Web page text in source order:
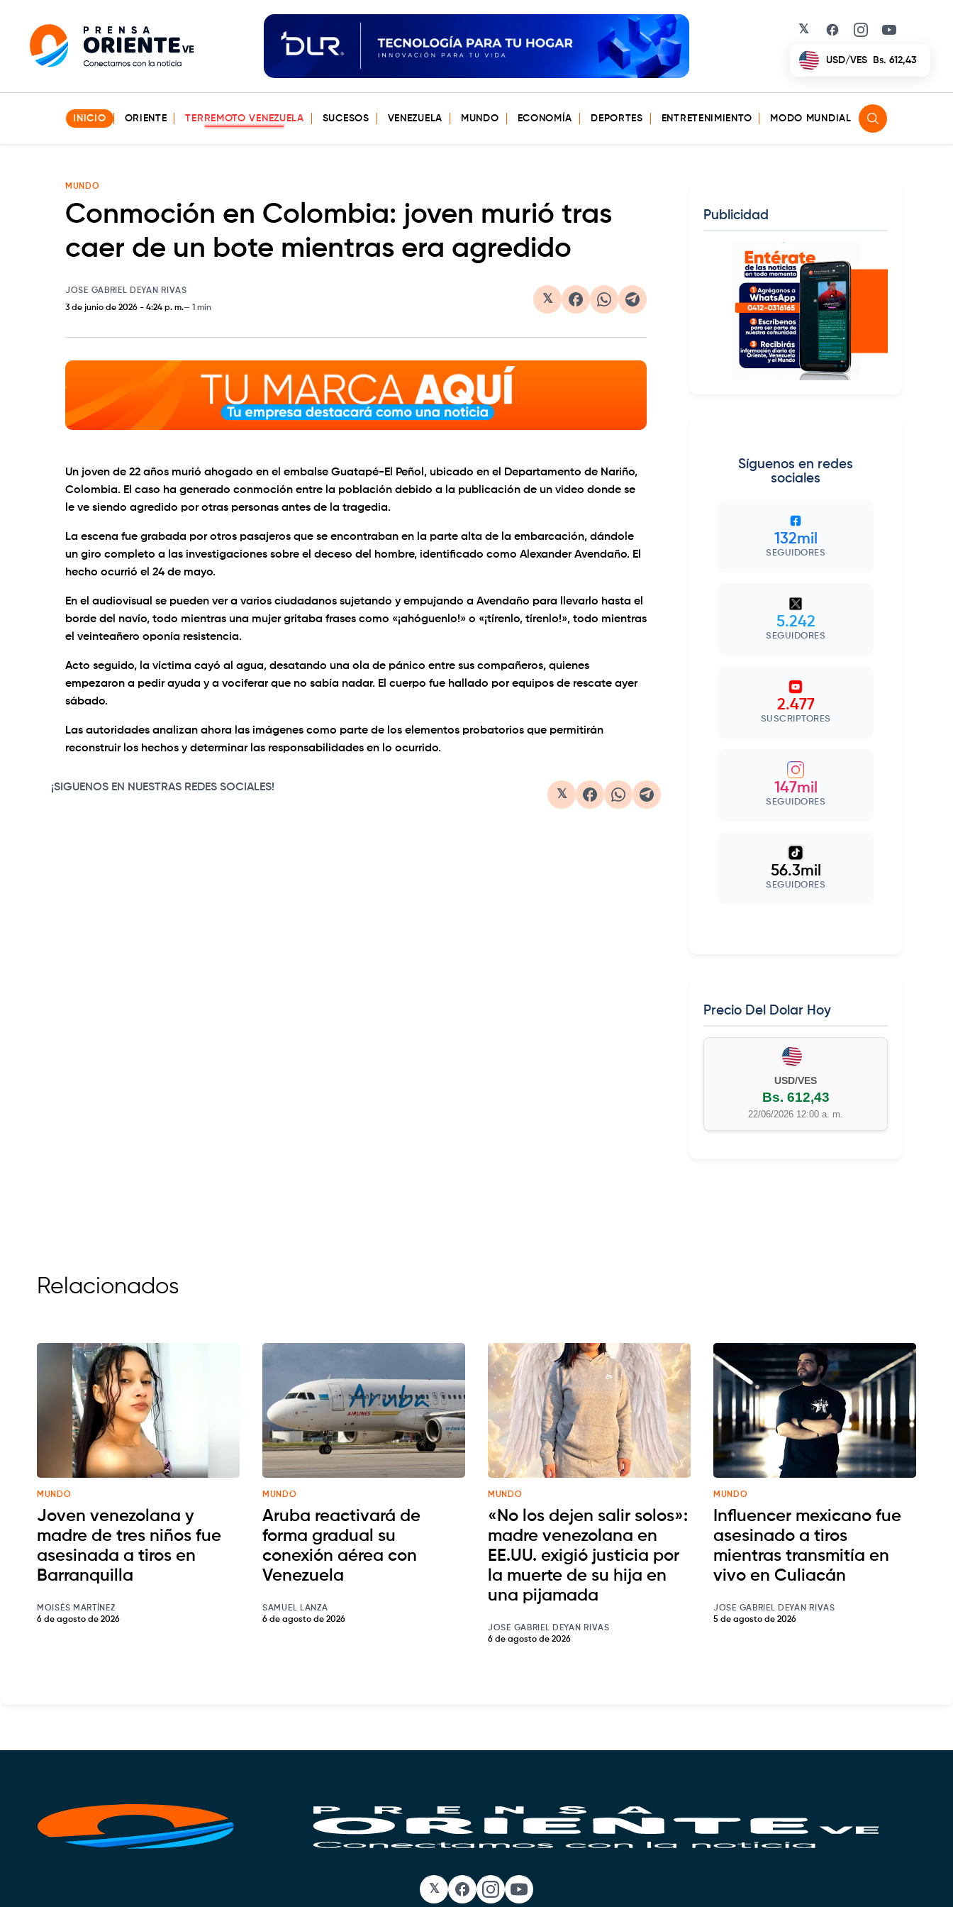
𝕏 Facebook
Instagram
YouTube
USD/VES Bs. 612,43
INICIO ORIENTE TERREMOTO VENEZUELA SUCESOS VENEZUELA MUNDO ECONOMÍA DEPORTES ENTRETENIMIENTO MODO MUNDIAL
MUNDO
Conmoción en Colombia: joven murió tras
caer de un bote mientras era agredido
JOSE GABRIEL DEYAN RIVAS
3 de junio de 2026 - 4:24 p. m. 1 min
𝕏
Un joven de 22 años murió ahogado en el embalse Guatapé-El Peñol, ubicado en el Departamento de Nariño,
Colombia. El caso ha generado conmoción entre la población debido a la publicación de un video donde se
le ve siendo agredido por otras personas antes de la tragedia.
La escena fue grabada por otros pasajeros que se encontraban en la parte alta de la embarcación, dándole
un giro completo a las investigaciones sobre el deceso del hombre, identificado como Alexander Avendaño. El
hecho ocurrió el 24 de mayo.
En el audiovisual se pueden ver a varios ciudadanos sujetando y empujando a Avendaño para llevarlo hasta el
borde del navío, todo mientras una mujer gritaba frases como «¡ahóguenlo!» o «¡tírenlo, tírenlo!», todo mientras
el veinteañero oponía resistencia.
Acto seguido, la víctima cayó al agua, desatando una ola de pánico entre sus compañeros, quienes
empezaron a pedir ayuda y a vociferar que no sabía nadar. El cuerpo fue hallado por equipos de rescate ayer
sábado.
Las autoridades analizan ahora las imágenes como parte de los elementos probatorios que permitirán
reconstruir los hechos y determinar las responsabilidades en lo ocurrido.
¡SIGUENOS EN NUESTRAS REDES SOCIALES!
𝕏
Publicidad
Síguenos en redes
sociales
132mil
SEGUIDORES
5.242
SEGUIDORES
2.477
SUSCRIPTORES
147mil
SEGUIDORES
56.3mil
SEGUIDORES
Precio Del Dolar Hoy
USD/VES
Bs. 612,43
22/06/2026 12:00 a. m.
Relacionados
MUNDO
Joven venezolana y
madre de tres niños fue
asesinada a tiros en
Barranquilla
MOISÉS MARTÍNEZ
6 de agosto de 2026
MUNDO
Aruba reactivará de
forma gradual su
conexión aérea con
Venezuela
SAMUEL LANZA
6 de agosto de 2026
MUNDO
«No los dejen salir solos»:
madre venezolana en
EE.UU. exigió justicia por
la muerte de su hija en
una pijamada
JOSE GABRIEL DEYAN RIVAS
6 de agosto de 2026
MUNDO
Influencer mexicano fue
asesinado a tiros
mientras transmitía en
vivo en Culiacán
JOSE GABRIEL DEYAN RIVAS
5 de agosto de 2026
𝕏 Facebook
Instagram
YouTube